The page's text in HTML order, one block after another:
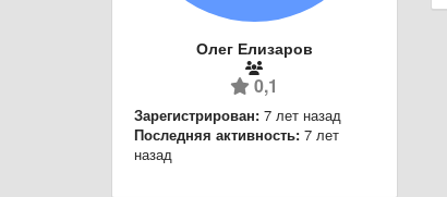
Олег Елизаров
0,1
Зарегистрирован: 7 лет назад
Последняя активность: 7 лет
назад